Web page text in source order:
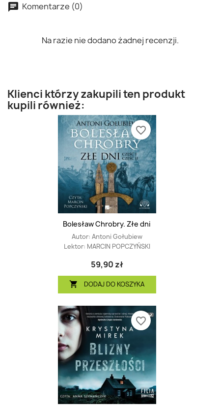
Komentarze (0)
Na razie nie dodano żadnej recenzji.
Klienci którzy zakupili ten produkt
kupili również:
Bolesław Chrobry. Złe dni
Autor: Antoni Gołubiew
Lektor: MARCIN POPCZYŃSKI
59,90 zł
 DODAJ DO KOSZYKA
favorite_border
favorite_border